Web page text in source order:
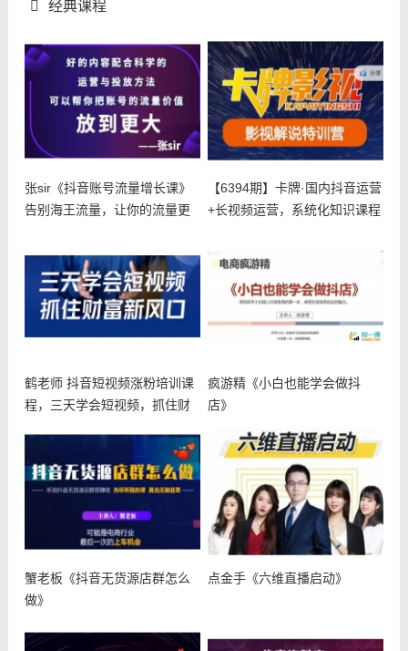
经典课程
张sir《抖音账号流量增长课》
告别海王流量，让你的流量更
【6394期】卡牌·国内抖音运营
+长视频运营，系统化知识课程
鹤老师 抖音短视频涨粉培训课
程，三天学会短视频，抓住财
疯游精《小白也能学会做抖
店》
蟹老板《抖音无货源店群怎么
做》
点金手《六维直播启动》